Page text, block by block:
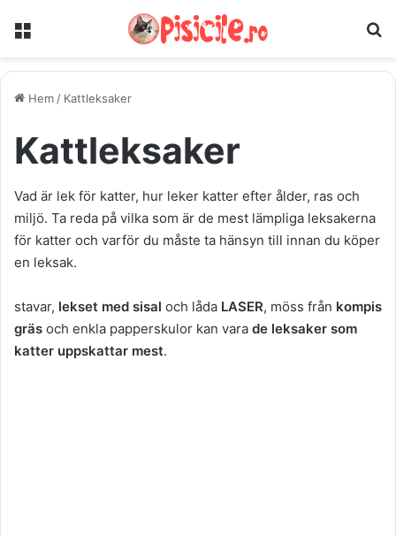
Hem/ Kattleksaker
Kattleksaker
Vad är lek för katter, hur leker katter efter ålder, ras och
miljö. Ta reda på vilka som är de mest lämpliga leksakerna
för katter och varför du måste ta hänsyn till innan du köper
en leksak.
stavar, lekset med sisal och låda LASER, möss från kompis
gräs och enkla papperskulor kan vara de leksaker som
katter uppskattar mest.